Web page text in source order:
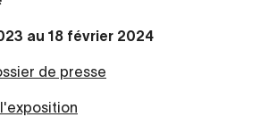
au 18 février 2024
de presse